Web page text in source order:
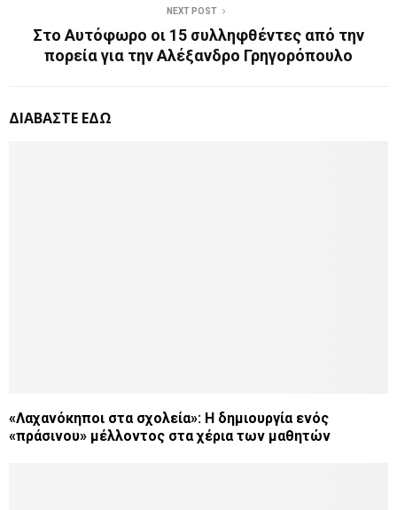
NEXT POST
Στο Αυτόφωρο οι 15 συλληφθέντες από την
πορεία για την Αλέξανδρο Γρηγορόπουλο
ΔΙΑΒΑΣΤΕ ΕΔΩ
«Λαχανόκηποι στα σχολεία»: Η δημιουργία ενός
«πράσινου» μέλλοντος στα χέρια των μαθητών